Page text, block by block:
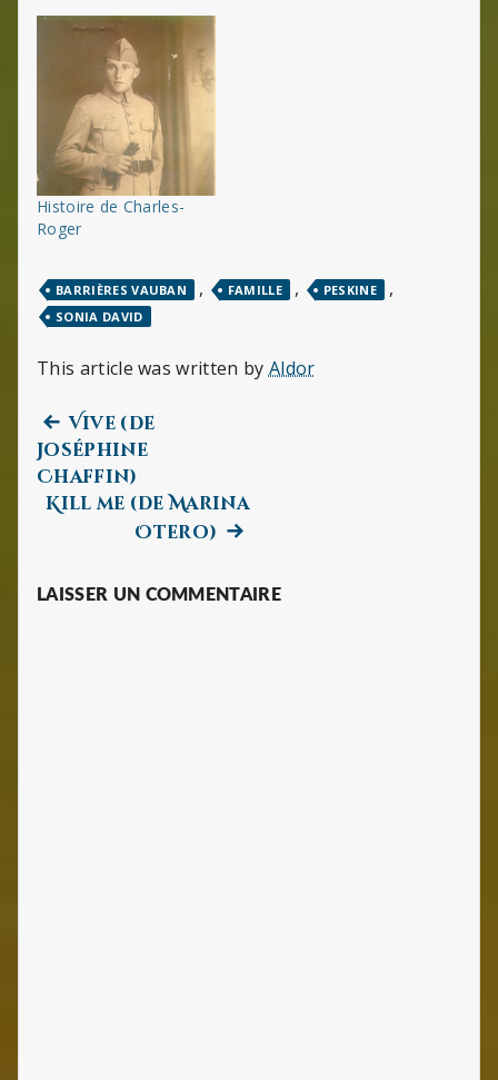
Histoire de Charles-
Roger
BARRIÈRES VAUBAN , FAMILLE , PESKINE ,
SONIA DAVID
This article was written by Aldor
Navigation
de
l’article
Previous
post:
Vive (de
Joséphine
Chaffin)
Kill me (de Marina
Otero) Next
LAISSER UN COMMENTAIRE